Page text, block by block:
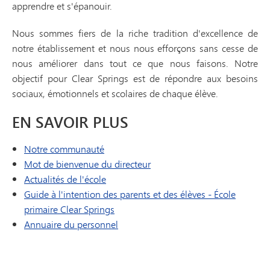
apprendre et s'épanouir.
Nous sommes fiers de la riche tradition d'excellence de
notre établissement et nous nous efforçons sans cesse de
nous améliorer dans tout ce que nous faisons. Notre
objectif pour Clear Springs est de répondre aux besoins
sociaux, émotionnels et scolaires de chaque élève.
EN SAVOIR PLUS
Notre communauté
Mot de bienvenue du directeur
Actualités de l'école
Guide à l'intention des parents et des élèves - École
primaire Clear Springs
Annuaire du personnel